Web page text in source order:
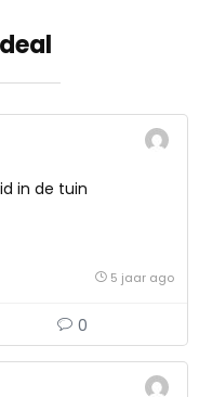
in de tuin
5 jaar ago
0